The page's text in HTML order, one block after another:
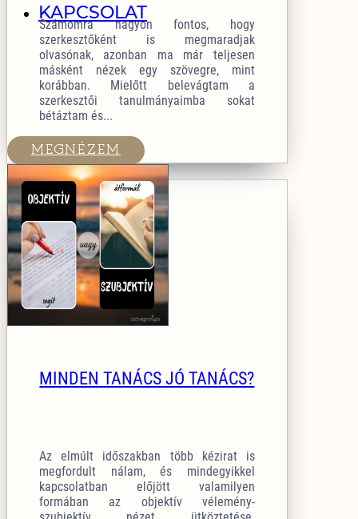
KAPCSOLAT
Számomra nagyon fontos, hogy
szerkesztőként is megmaradjak
olvasónak, azonban ma már teljesen
másként nézek egy szövegre, mint
korábban. Mielőtt belevágtam a
szerkesztői tanulmányaimba sokat
bétáztam és...
MEGNÉZEM
MINDEN TANÁCS JÓ TANÁCS?
Az elmúlt időszakban több kézirat is
megfordult nálam, és mindegyikkel
kapcsolatban előjött valamilyen
formában az objektív vélemény-